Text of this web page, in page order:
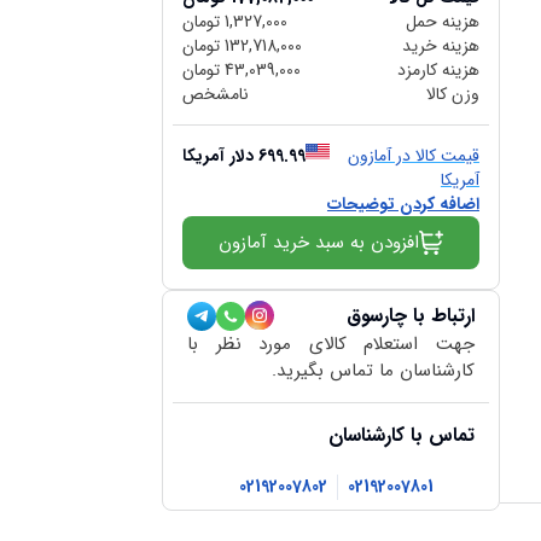
هزینه حمل
1,327,000 تومان
هزینه خرید
132,718,000 تومان
هزینه کارمزد
43,039,000 تومان
وزن کالا
نامشخص
قیمت کالا در آمازون
آمریکا
699.99 دلار آمریکا
اضافه کردن توضیحات
افزودن به سبد خرید آمازون
ارتباط با چارسوق
جهت استعلام کالای مورد نظر با
کارشناسان ما تماس بگیرید.
تماس با کارشناسان
02192007801
02192007802